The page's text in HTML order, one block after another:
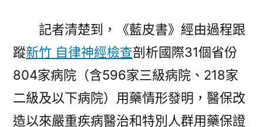
記者清楚到，《藍皮書》經由過程跟
蹤新竹 自律神經檢查剖析國際31個省份
804家病院（含596家三級病院、218家
二級及以下病院）用藥情形發明，醫保改
造以來嚴重疾病醫治和特別人群用藥保證